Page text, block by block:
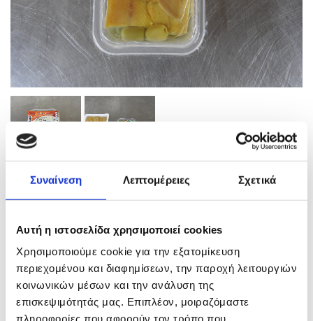
Συναίνεση Λεπτομέρειες Σχετικά
Αυτή η ιστοσελίδα χρησιμοποιεί cookies
Χρησιμοποιούμε cookie για την εξατομίκευση
περιεχομένου και διαφημίσεων, την παροχή λειτουργιών
κοινωνικών μέσων και την ανάλυση της
επισκεψιμότητάς μας. Επιπλέον, μοιραζόμαστε
πληροφορίες που αφορούν τον τρόπο που
Ρέγγα φιλέτο καπνιστή
ΜΕΓΕΘΟΣ ΚΙΒΩΤΙΟΥ